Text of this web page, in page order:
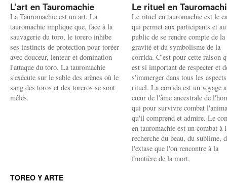
L’art en Tauromachie
La Tauromachie est un art. La
tauromachie implique que, face à la
sauvagerie du toro, le torero inhibe
ses instincts de protection pour toréer
avec douceur, lenteur et domination
l'attaque du toro. La tauromachie
s'exécute sur le sable des arènes où le
sang des toros et des toreros se sont
mêlés.
Le rituel en
Le rituel en tauromachie est le
qui permet aux participants et au
public de se rendre compte de la
gravité et du symbolisme de la
corrida. C'est pour cette raison
est si important de respecter et
s'immerger dans tous les
rituel. La corrida est un voyage
cœur de l'âme ancestrale de
qui pour survivre combat
qu'il comprend et admire. Le
en tauromachie est un combat à
recherche du beau, du sublime,
l'extase que l'on rencontre à la
frontière de la mort.
TOREO Y ARTE